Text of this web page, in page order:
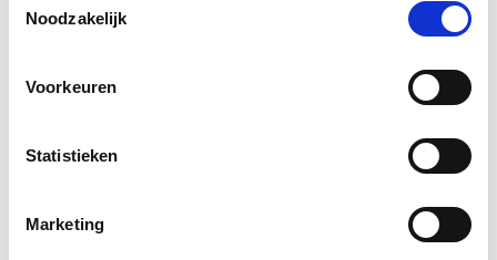
Noodzakelijk
Voorkeuren
Statistieken
Marketing
0227601566
Variabel printen
Algemene voorwaarden particulieren